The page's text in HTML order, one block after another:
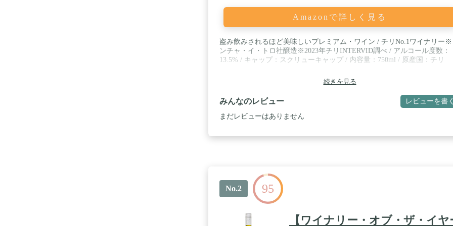
Amazonで詳しく見る
盗み飲みされるほど美味しいプレミアム・ワイン / チリNo.1ワイナリー※
ンチャ・イ・トロ社醸造※2023年チリINTERVID調べ / アルコール度数：
13.5% / キャップ：スクリューキャップ / 内容量：750ml / 原産国：チリ
続きを見る
みんなのレビュー レビューを書く
まだレビューはありません
No.2 95
【ワイナリー・オブ・ザ・イヤ